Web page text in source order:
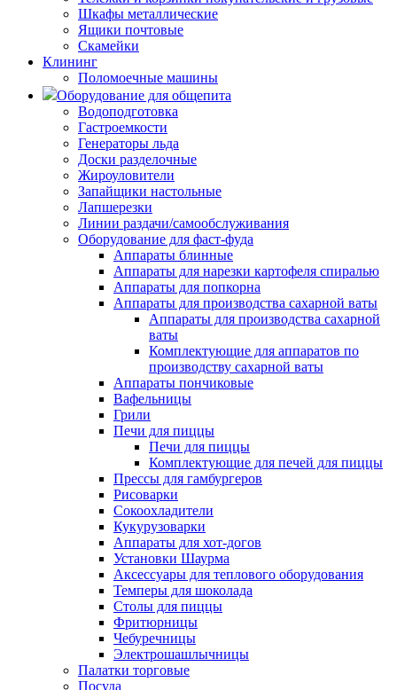
Шкафы металлические
Ящики почтовые
Скамейки
Клининг
Поломоечные машины
Оборудование для общепита
Водоподготовка
Гастроемкости
Генераторы льда
Доски разделочные
Жироуловители
Запайщики настольные
Лапшерезки
Линии раздачи/самообслуживания
Оборудование для фаст-фуда
Аппараты блинные
Аппараты для нарезки картофеля спиралью
Аппараты для попкорна
Аппараты для производства сахарной ваты
Аппараты для производства сахарной
ваты
Комплектующие для аппаратов по
производству сахарной ваты
Аппараты пончиковые
Вафельницы
Грили
Печи для пиццы
Печи для пиццы
Комплектующие для печей для пиццы
Прессы для гамбургеров
Рисоварки
Сокоохладители
Кукурузоварки
Аппараты для хот-догов
Установки Шаурма
Аксессуары для теплового оборудования
Темперы для шоколада
Столы для пиццы
Фритюрницы
Чебуречницы
Электрошашлычницы
Палатки торговые
Посуда